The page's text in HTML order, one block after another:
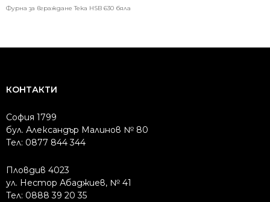
Фурна за вграждане Teka HSB 630 бяла
1073.75 лв..
925.11 лв..
КОНТАКТИ
София 1799
бул. Александър Малинов № 80
Тел: 0877 844 344
Пловдив 4023
ул. Нестор Абаджиев, № 41
Тел: 0888 39 20 35